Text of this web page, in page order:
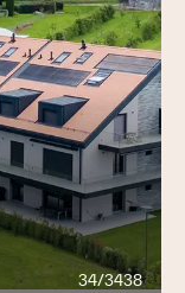
34/3438